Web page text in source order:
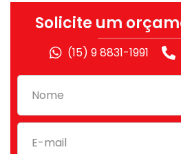
Solicite um
(15) 9 8831-1991